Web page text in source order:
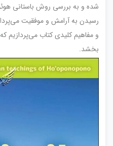
شده و به بررسی روش باستانی
رسیدن به آرامش و موفقیت
و مفاهیم کلیدی کتاب می‌پردازیم
بخشد.